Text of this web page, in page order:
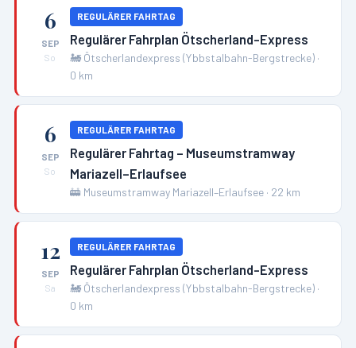
6
SEP
So
REGULÄRER FAHRTAG
Regulärer Fahrplan Ötscherland-Express
🚂 Ötscherlandexpress (Ybbstalbahn-Bergstrecke) ·
0 km
6
SEP
So
REGULÄRER FAHRTAG
Regulärer Fahrtag – Museumstramway
Mariazell–Erlaufsee
🚋 Museumstramway Mariazell–Erlaufsee · 22 km
12
SEP
Sa
REGULÄRER FAHRTAG
Regulärer Fahrplan Ötscherland-Express
🚂 Ötscherlandexpress (Ybbstalbahn-Bergstrecke) ·
0 km